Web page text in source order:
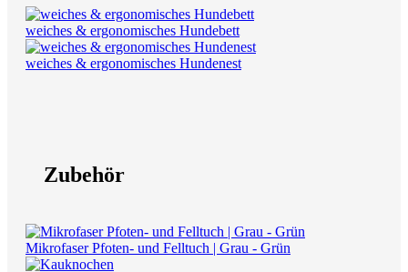
weiches & ergonomisches Hundebett
weiches & ergonomisches Hundenest
Zubehör
Mikrofaser Pfoten- und Felltuch | Grau - Grün